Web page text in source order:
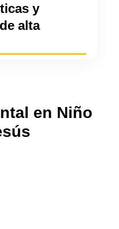
y
alta
en Niño